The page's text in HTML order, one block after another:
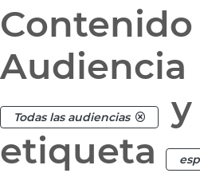
Audiencia
Todas las audiencias
y
etiqueta